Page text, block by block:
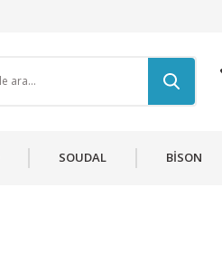
SOUDAL BİSON